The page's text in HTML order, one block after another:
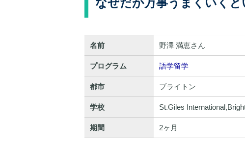
なぜだか万事うまくいく
名前 野澤 満恵さん
プログラム 語学留学
都市 ブライトン
学校 St.Giles
期間 2ヶ月